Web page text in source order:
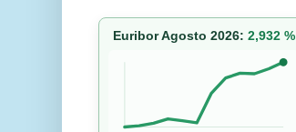
Euribor Agosto 2026: 2,932 %